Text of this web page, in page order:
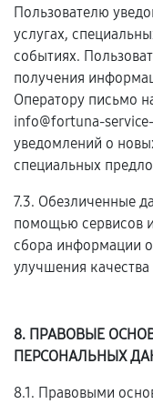
Пользователю
услугах,
событиях.
получения
Оператору письмо
info@fortuna-
уведомлений о
специальных
7.3. Обезличенные
помощью сервисов
сбора информации о
улучшения
8. ПРАВОВЫЕ
ПЕРСОНАЛЬНЫХ
8.1. Правовыми